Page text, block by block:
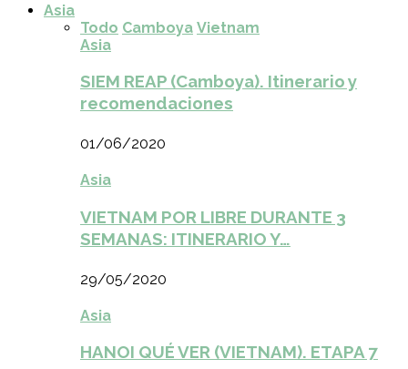
Asia
Todo Camboya Vietnam
Asia
SIEM REAP (Camboya). Itinerario y
recomendaciones
01/06/2020
Asia
VIETNAM POR LIBRE DURANTE 3
SEMANAS: ITINERARIO Y…
29/05/2020
Asia
HANOI QUÉ VER (VIETNAM). ETAPA 7